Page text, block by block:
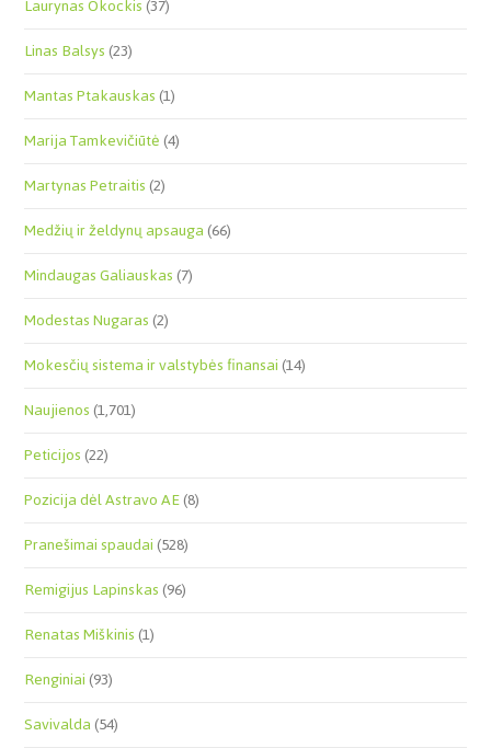
Linas Balsys(23)
Mantas Ptakauskas(1)
Marija Tamkevičiūtė(4)
Martynas Petraitis(2)
Medžių ir želdynų apsauga(66)
Mindaugas Galiauskas(7)
Modestas Nugaras(2)
Mokesčių sistema ir valstybės finansai(14)
Naujienos(1,701)
Peticijos(22)
Pozicija dėl Astravo AE(8)
Pranešimai spaudai(528)
Remigijus Lapinskas(96)
Renatas Miškinis(1)
Renginiai(93)
Savivalda(54)